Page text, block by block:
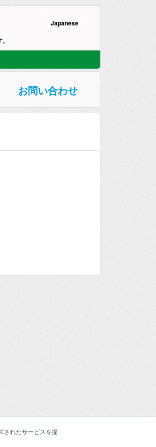
されたサービスを提
Japanese
お問い合わせ